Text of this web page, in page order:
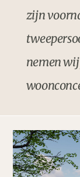
zijn
nemen wij